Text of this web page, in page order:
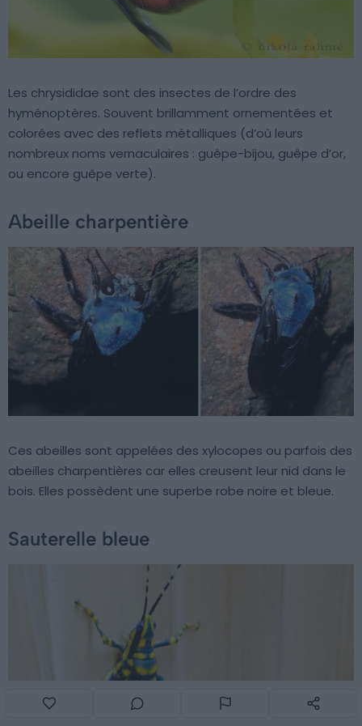
Les chrysididae sont des insectes de l’ordre des
hyménoptères. Souvent brillamment ornementées et
colorées avec des reflets métalliques (d’où leurs
nombreux noms vernaculaires : guêpe-bijou, guêpe d’or,
ou encore guêpe verte).
Abeille charpentière
Ces abeilles sont appelées des xylocopes ou parfois des
abeilles charpentières car elles creusent leur nid dans le
bois. Elles possèdent une superbe robe noire et bleue.
Sauterelle bleue